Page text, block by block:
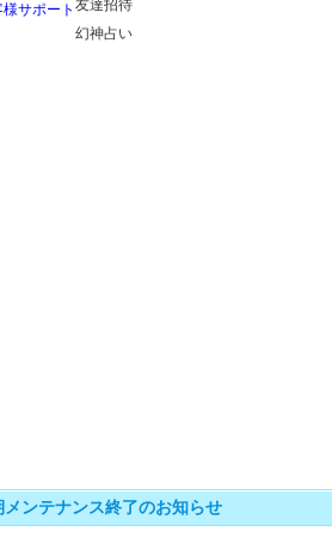
友達招待
幻神占い
ンテナンス終了のお知らせ